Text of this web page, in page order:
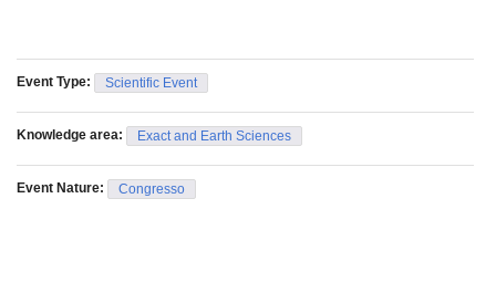
Event Type: Scientific Event
Knowledge area: Exact and Earth Sciences
Event Nature: Congresso